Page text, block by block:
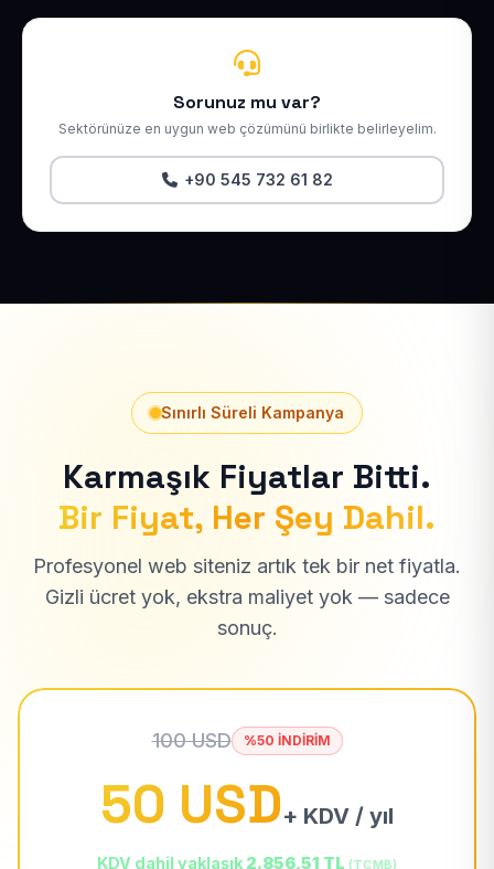
Sorunuz mu var?
Sektörünüze en uygun web çözümünü birlikte belirleyelim.
+90 545 732 61 82
Sınırlı Süreli Kampanya
Karmaşık Fiyatlar Bitti.
Bir Fiyat, Her Şey Dahil.
Profesyonel web siteniz artık tek bir net fiyatla.
Gizli ücret yok, ekstra maliyet yok — sadece
sonuç.
100 USD %50 İNDİRİM
50 USD+ KDV / yıl
KDV dahil yaklaşık 2.856,51 TL (TCMB)